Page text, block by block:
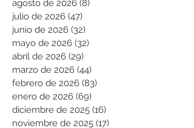
agosto de 2026 (8)
julio de 2026 (47)
junio de 2026 (32)
mayo de 2026 (32)
abril de 2026 (29)
marzo de 2026 (44)
febrero de 2026 (83)
enero de 2026 (69)
diciembre de 2025 (16)
noviembre de 2025 (17)